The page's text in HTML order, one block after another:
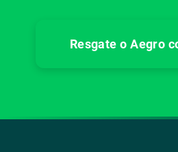
Resgate o Aegro